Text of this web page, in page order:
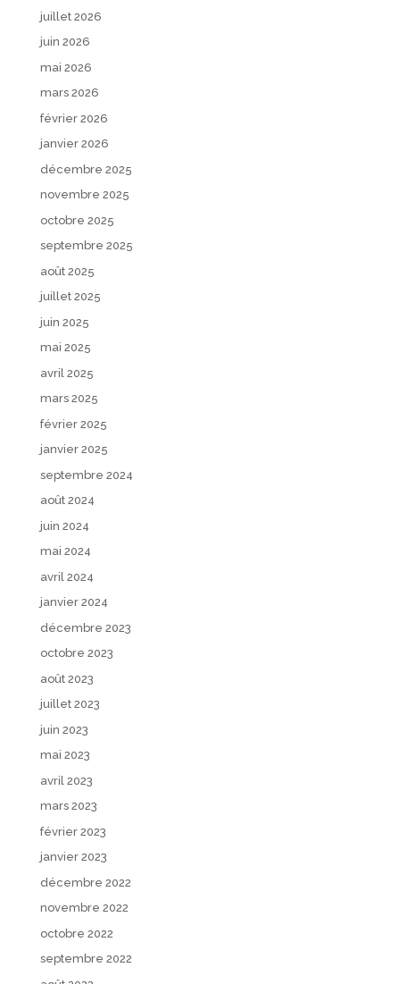
juillet 2026
juin 2026
mai 2026
mars 2026
février 2026
janvier 2026
décembre 2025
novembre 2025
octobre 2025
septembre 2025
août 2025
juillet 2025
juin 2025
mai 2025
avril 2025
mars 2025
février 2025
janvier 2025
septembre 2024
août 2024
juin 2024
mai 2024
avril 2024
janvier 2024
décembre 2023
octobre 2023
août 2023
juillet 2023
juin 2023
mai 2023
avril 2023
mars 2023
février 2023
janvier 2023
décembre 2022
novembre 2022
octobre 2022
septembre 2022